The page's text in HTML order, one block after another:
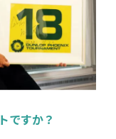
ですか？